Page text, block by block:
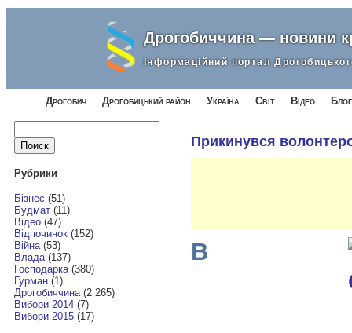
Дрогобиччина — новини
Інформаційний портал
Дрогобич Дрогобицький район Україна Світ Відео
Найти:
Рубрики
Бізнес (51)
Будмат(11)
Відео(47)
Відпочинок(152)
Війна(53)
Влада(137)
Господарка(380)
Гурман(1)
Дрогобиччина(2 265)
Вибори 2014(7)
Вибори 2015(17)
Прикинувся
В